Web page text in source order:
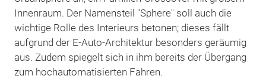
Innenraum. Der Namensteil "Sphere" soll auch die
wichtige Rolle des Interieurs betonen; dieses fällt
aufgrund der E-Auto-Architektur besonders geräumig
aus. Zudem spiegelt sich in ihm bereits der Übergang
zum hochautomatisierten Fahren.